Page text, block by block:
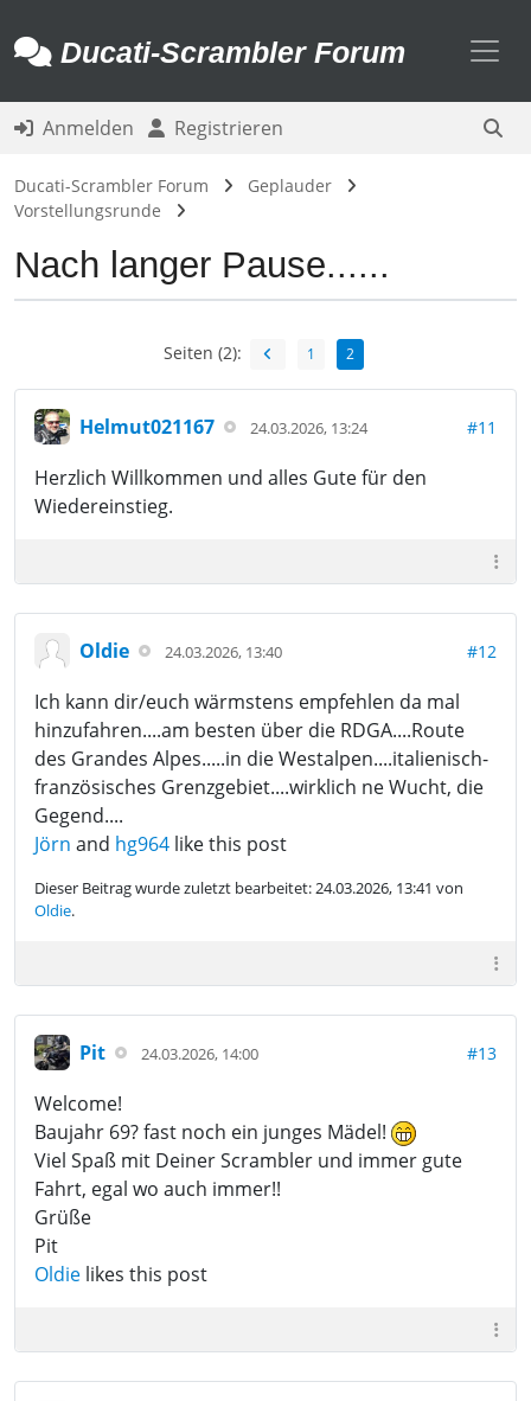
Ducati-Scrambler Forum
Anmelden Registrieren
Ducati-Scrambler Forum
Geplauder
Vorstellungsrunde
Nach langer Pause......
Seiten (2): 1 2
Helmut021167 24.03.2026, 13:24 #11
Herzlich Willkommen und alles Gute für den
Wiedereinstieg.
Oldie 24.03.2026, 13:40 #12
Ich kann dir/euch wärmstens empfehlen da mal
hinzufahren....am besten über die RDGA....Route
des Grandes Alpes.....in die Westalpen....italienisch-
französisches Grenzgebiet....wirklich ne Wucht, die
Gegend....
Jörn and hg964 like this post
Dieser Beitrag wurde zuletzt bearbeitet: 24.03.2026, 13:41 von
Oldie.
Pit 24.03.2026, 14:00 #13
Welcome!
Baujahr 69? fast noch ein junges Mädel!
Viel Spaß mit Deiner Scrambler und immer gute
Fahrt, egal wo auch immer!!
Grüße
Pit
Oldie likes this post